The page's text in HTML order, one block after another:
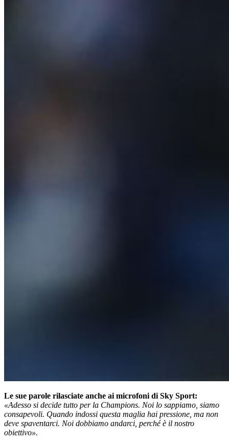
Le sue parole rilasciate anche ai microfoni di Sky Sport:
«Adesso si decide tutto per la Champions. Noi lo sappiamo, siamo
consapevoli. Quando indossi questa maglia hai pressione, ma non
deve spaventarci. Noi dobbiamo andarci, perché è il nostro
obiettivo».